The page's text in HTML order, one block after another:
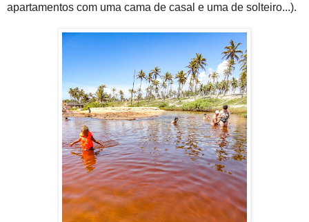
apartamentos com uma cama de casal e uma de solteiro...).